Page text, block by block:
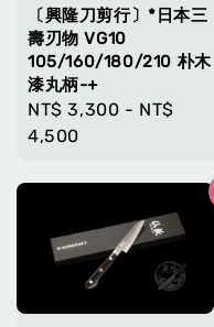
〔興隆刀剪行〕*日本三
壽刃物 VG10
105/160/180/210 朴木
漆丸柄-+
Regular
price
NT$ 3,300 - NT$
4,500